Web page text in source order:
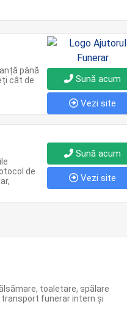
până
cât de
Sună acum
Vezi site
de
Sună acum
Vezi site
toaletare, spălare
funerar intern și